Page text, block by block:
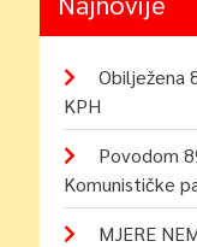
Obilježena
KPH
Povodom
Komunističke
MJERE